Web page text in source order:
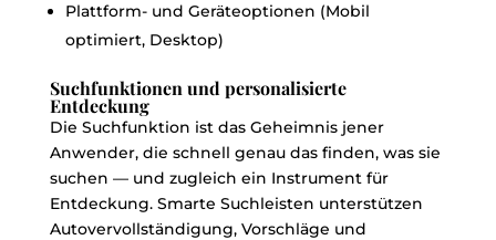
Plattform- und Geräteoptionen (Mobil
optimiert, Desktop)
Suchfunktionen und personalisierte
Entdeckung
Die Suchfunktion ist das Geheimnis jener
Anwender, die schnell genau das finden, was sie
suchen — und zugleich ein Instrument für
Entdeckung. Smarte Suchleisten unterstützen
Autovervollständigung, Vorschläge und